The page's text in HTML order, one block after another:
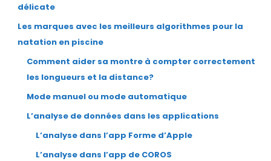
délicate
Les marques avec les meilleurs algorithmes pour la
natation en piscine
Comment aider sa montre à compter correctement
les longueurs et la distance?
Mode manuel ou mode automatique
L’analyse de données dans les applications
L’analyse dans l’app Forme d’Apple
L’analyse dans l’app de COROS